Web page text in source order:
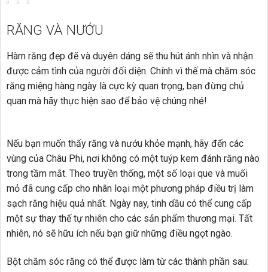
RĂNG VÀ NƯỚU
Hàm răng đẹp đẽ và duyên dáng sẽ thu hút ánh nhìn và nhận
được cảm tình của người đối diện. Chính vì thế mà chăm sóc
răng miệng hàng ngày là cực kỳ quan trọng, bạn đừng chủ
quan mà hãy thực hiện sao để bảo vệ chúng nhé!
Nếu bạn muốn thấy răng và nướu khỏe mạnh, hãy đến các
vùng của Châu Phi, nơi không có một tuýp kem đánh răng nào
trong tầm mắt. Theo truyền thống, một số loại que và muối
mỏ đã cung cấp cho nhân loại một phương pháp điều trị làm
sạch răng hiệu quả nhất. Ngày nay, tinh dầu có thể cung cấp
một sự thay thế tự nhiên cho các sản phẩm thương mại. Tất
nhiên, nó sẽ hữu ích nếu bạn giữ những điều ngọt ngào.
Bột chăm sóc răng có thể được làm từ các thành phần sau: